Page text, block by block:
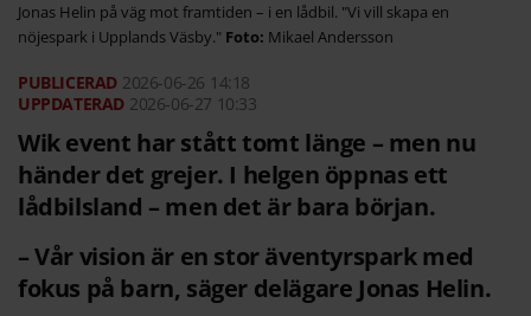
Jonas Helin på väg mot framtiden – i en lådbil. "Vi vill skapa en
nöjespark i Upplands Väsby."
Mikael Andersson
2026-06-26 14:18
2026-06-27 10:33
Wik event har stått tomt länge – men nu
händer det grejer. I helgen öppnas ett
lådbilsland – men det är bara början.
– Vår vision är en stor äventyrspark med
fokus på barn, säger delägare Jonas Helin.